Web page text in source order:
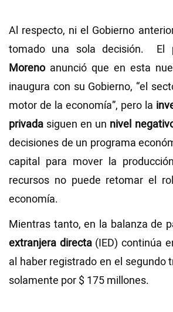
Al respecto, ni el Gobierno
tomado una sola decisión. El
Morenoanunció que en esta
inaugura con su Gobierno, “el
motor de la economía”, pero la
privada siguen en un nivel
decisiones de un programa
capital para mover la
recursos no puede retomar el
economía.
Mientras tanto, en la balanza de
extranjera directa(IED) continúa
al haber registrado en el segundo
solamente por $ 175 millones.